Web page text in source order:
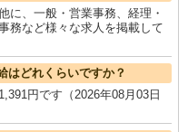
に、一般・営業事務、経理・
務など様々な求人を掲載して
はどれくらいですか？
円です（2026年08月03日